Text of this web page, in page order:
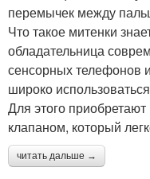
перемычек между
Что такое митенки
обладательница
сенсорных телефонов
широко
Для этого
клапаном, который
читать дальше →